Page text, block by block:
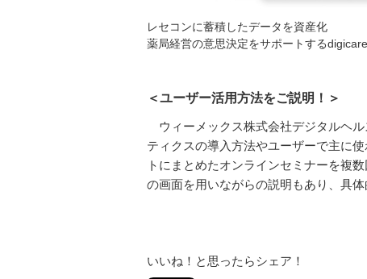
レセコンに蓄積したデータを資産化
薬局経営の意思決定をサポートする
＜ユーザー活用方法をご説明！＞
ウィーメックス株式会社デジタルヘル
ティクスの導入方法やユーザーで主に
トにまとめたオンラインセミナーを複
の画面を用いながらの説明もあり、具
いいね！と思ったらシェア！